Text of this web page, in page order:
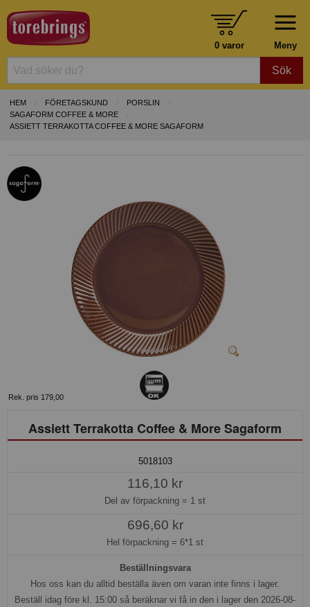
Meny
0 varor
Sök
HEM FÖRETAGSKUND
PORSLIN
SAGAFORM COFFEE & MORE
ASSIETT TERRAKOTTA COFFEE & MORE SAGAFORM
Rek. pris 179,00
Assiett Terrakotta Coffee & More Sagaform
5018103
116,10 kr
Del av förpackning = 1 st
696,60 kr
Hel förpackning = 6*1 st
Beställningsvara
Hos oss kan du alltid beställa även om varan inte finns i lager.
Beställ idag före kl. 15:00 så beräknar vi få in den i lager den 2026-08-